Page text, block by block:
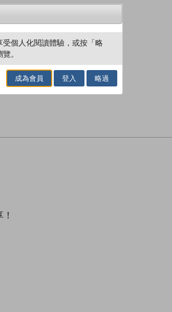
試閲 加入閱讀紀錄
體書
受個人化閱讀體驗，或按「略
。
成為會員 登入 略過